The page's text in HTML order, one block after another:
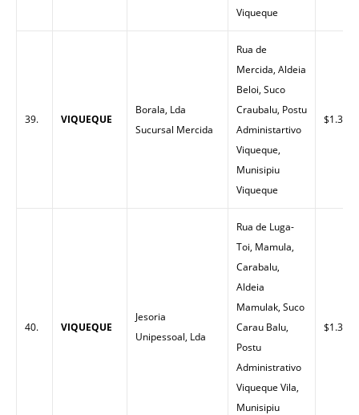
Viqueque
39. VIQUEQUE
Borala, Lda
Sucursal Mercida
Rua de
Mercida, Aldeia
Beloi, Suco
Craubalu, Postu
Administartivo
Viqueque,
Munisipiu
Viqueque
$1.37
40. VIQUEQUE
Jesoria
Unipessoal, Lda
Rua de Luga-
Toi, Mamula,
Carabalu,
Aldeia
Mamulak, Suco
Carau Balu,
Postu
Administrativo
Viqueque Vila,
Munisipiu
$1.38